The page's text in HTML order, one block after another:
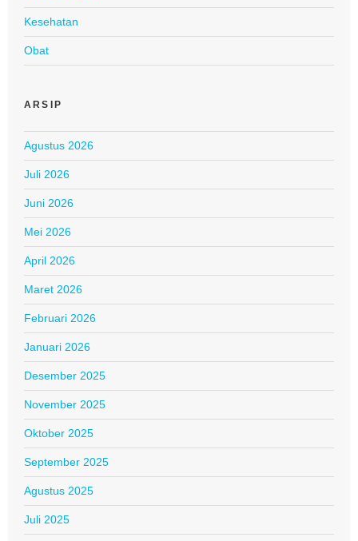
Kesehatan
Obat
ARSIP
Agustus 2026
Juli 2026
Juni 2026
Mei 2026
April 2026
Maret 2026
Februari 2026
Januari 2026
Desember 2025
November 2025
Oktober 2025
September 2025
Agustus 2025
Juli 2025